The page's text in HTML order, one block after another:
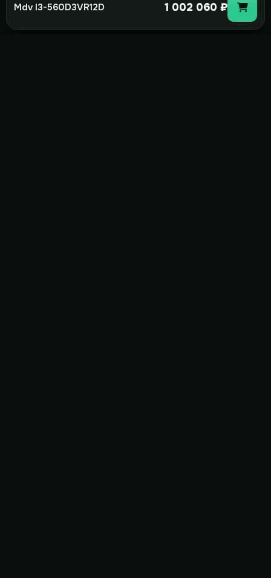
Mdv I3-560D3VR12D 1 002 060 ₽